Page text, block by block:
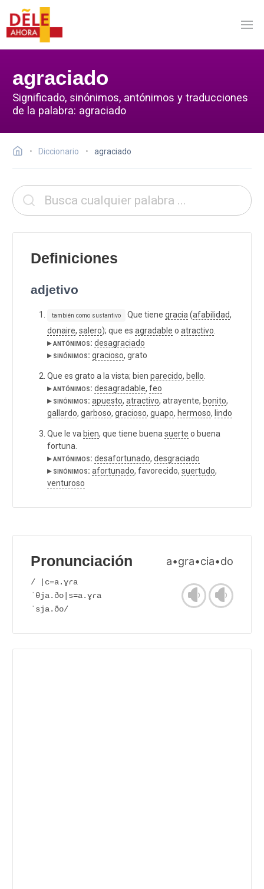
agraciado
Significado, sinónimos, antónimos y traducciones
de la palabra: agraciado
Diccionario agraciado
Definiciones
adjetivo
también como sustantivo Que tiene gracia (afabilidad,
donaire, salero); que es agradable o atractivo
▸ antónimos: desagraciado
▸ sinónimos: gracioso, grato
Que es grato a la vista; bien parecido, bello
▸ antónimos: desagradable, feo
▸ sinónimos: apuesto, atractivo, atrayente, bonito,
gallardo, garboso, gracioso, guapo, hermoso, lindo
Que le va bien, que tiene buena suerte o buena
fortuna.
▸ antónimos: desafortunado, desgraciado
▸ sinónimos: afortunado, favorecido, suertudo,
venturoso
Pronunciación a•gra•cia•do
/ |c=a.ɣɾa
ˈθja.ðo|s=a.ɣɾa
ˈsja.ðo/